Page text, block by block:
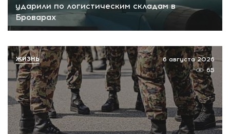
ударили по логистическим складам в
Броварах
6 августа 2026
65
ЖИЗНЬ